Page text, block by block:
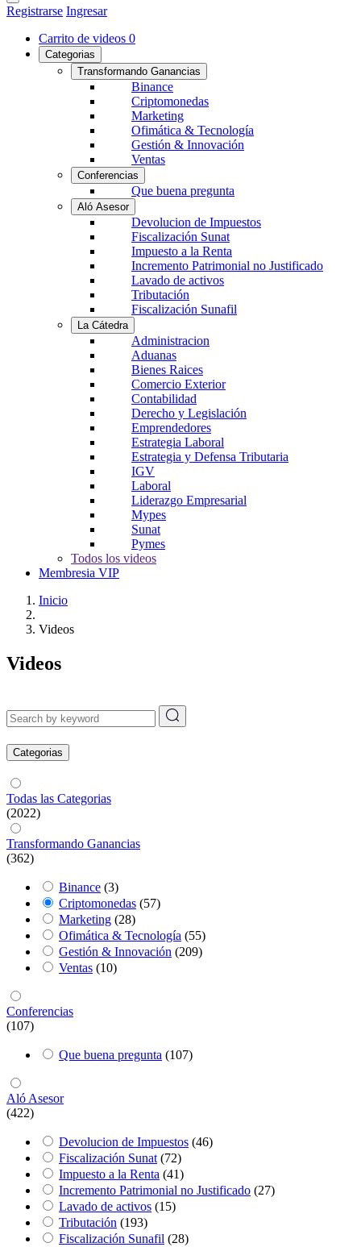
Registrarse Ingresar
Carrito de videos 0
Categorias
Transformando Ganancias
Binance
Criptomonedas
Marketing
Ofimática & Tecnología
Gestión & Innovación
Ventas
Conferencias
Que buena pregunta
Aló Asesor
Devolucion de Impuestos
Fiscalización Sunat
Impuesto a la Renta
Incremento Patrimonial no Justificado
Lavado de activos
Tributación
Fiscalización Sunafil
La Cátedra
Administracion
Aduanas
Bienes Raices
Comercio Exterior
Contabilidad
Derecho y Legislación
Emprendedores
Estrategia Laboral
Estrategia y Defensa Tributaria
IGV
Laboral
Liderazgo Empresarial
Mypes
Sunat
Pymes
Todos los videos
Membresia VIP
Inicio
Videos
Videos
Categorias
Todas las Categorias
(2022)
Transformando Ganancias
(362)
Binance (3)
Criptomonedas (57)
Marketing (28)
Ofimática & Tecnología (55)
Gestión & Innovación (209)
Ventas (10)
Conferencias
(107)
Que buena pregunta (107)
Aló Asesor
(422)
Devolucion de Impuestos (46)
Fiscalización Sunat (72)
Impuesto a la Renta (41)
Incremento Patrimonial no Justificado (27)
Lavado de activos (15)
Tributación (193)
Fiscalización Sunafil (28)